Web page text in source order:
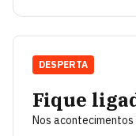
Fique
Nos
DESPERTA